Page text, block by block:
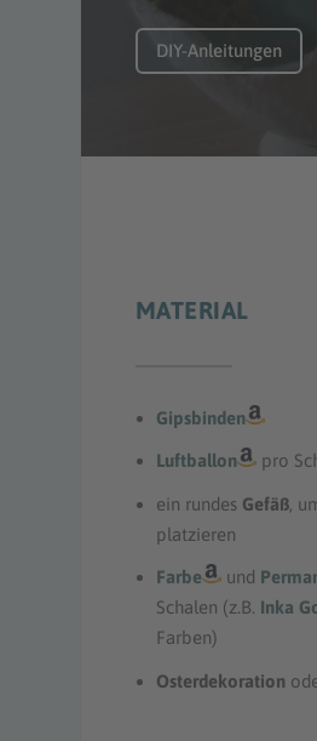
DIY-Anleitungen
MATERIAL
Gipsbinden
Luftballon pro
ein rundes Gefäß,
platzieren
Farbe und
Schalen (z.B. Inka
Farben)
Osterdekoration